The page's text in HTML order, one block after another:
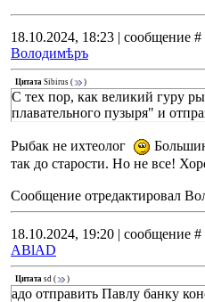
18.10.2024, 18:23 | сообщение #
Володимѣръ
Цитата Sibirus ( )
С тех пор, как великий гуру
плавательного пузыря" и
Рыбак не ихтеолог
так до старости. Но не все!
Сообщение отредактировал
18.10.2024, 19:20 | сообщение #
ABlAD
Цитата sd ( )
адо отправить Павлу банку